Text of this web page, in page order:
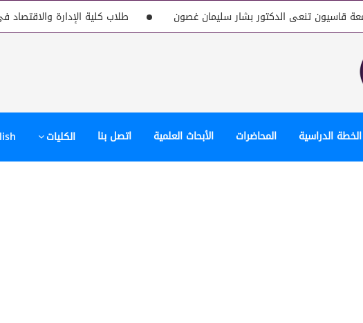
قاسيون تنعى الدكتور بشار سليمان غصون طلاب كلية الإدارة والاقتصاد
الخطة الدراسية المحاضرات الأبحاث العلمية اتصل بنا الكليات